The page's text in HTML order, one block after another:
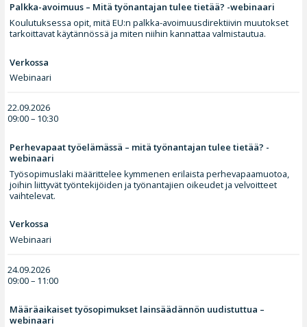
Palkka-avoimuus – Mitä työnantajan tulee tietää? -webinaari
Koulutuksessa opit, mitä EU:n palkka-avoimuusdirektiivin muutokset
tarkoittavat käytännössä ja miten niihin kannattaa valmistautua.
Verkossa
Webinaari
22.09.2026
09:00 – 10:30
Perhevapaat työelämässä – mitä työnantajan tulee tietää? -
webinaari
Työsopimuslaki määrittelee kymmenen erilaista perhevapaamuotoa,
joihin liittyvät työntekijöiden ja työnantajien oikeudet ja velvoitteet
vaihtelevat.
Verkossa
Webinaari
24.09.2026
09:00 – 11:00
Määräaikaiset työsopimukset lainsäädännön uudistuttua –
webinaari